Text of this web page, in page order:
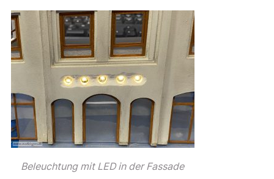
Beleuchtung mit LED in der Fassade